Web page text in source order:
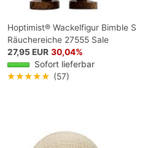
Hoptimist® Wackelfigur Bimble S
Räuchereiche 27555 Sale
27,95 EUR 30,04%
Sofort lieferbar
★★★★★ (57)